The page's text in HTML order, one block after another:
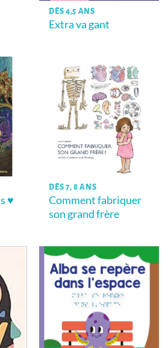
DÈS 4,5 ANS
Extra va gant
♥
DÈS 7, 8 ANS
Comment fabriquer
son grand frère